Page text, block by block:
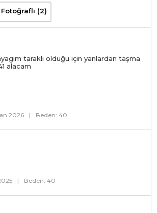
Fotoğraflı (2)
taraklı olduğu için yanlardan taşma
alacam
2026 | Beden: 40
| Beden: 40